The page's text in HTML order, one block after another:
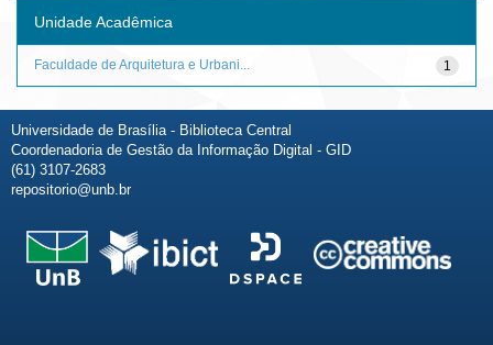
Unidade Acadêmica
1
Faculdade de Arquitetura e Urbani...
Universidade de Brasília - Biblioteca Central
Coordenadoria de Gestão da Informação Digital - GID
(61) 3107-2683
repositorio@unb.br